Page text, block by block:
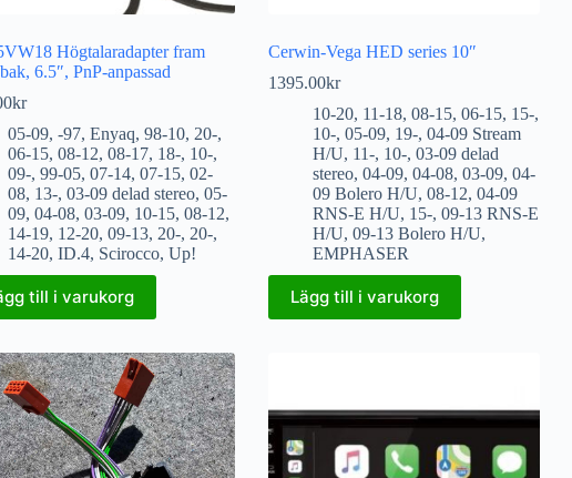
Högtalaradapter fram
6.5″, PnP-anpassad
kr
05-09, -97, Enyaq, 98-10, 20-,
06-15, 08-12, 08-17, 18-, 10-,
09-, 99-05, 07-14, 07-15, 02-
08, 13-, 03-09 delad stereo, 05-
09, 04-08, 03-09, 10-15, 08-12,
14-19, 12-20, 09-13, 20-, 20-,
14-20, ID.4, Scirocco, Up!
till i varukorg
Cerwin-Vega HED series 10″
1395.00kr
10-20, 11-18, 08-15, 06-15, 15-,
10-, 05-09, 19-, 04-09 Stream
H/U, 11-, 10-, 03-09 delad
stereo, 04-09, 04-08, 03-09, 04-
09 Bolero H/U, 08-12, 04-09
RNS-E H/U, 15-, 09-13 RNS-E
H/U, 09-13 Bolero H/U,
EMPHASER
Lägg till i varukorg